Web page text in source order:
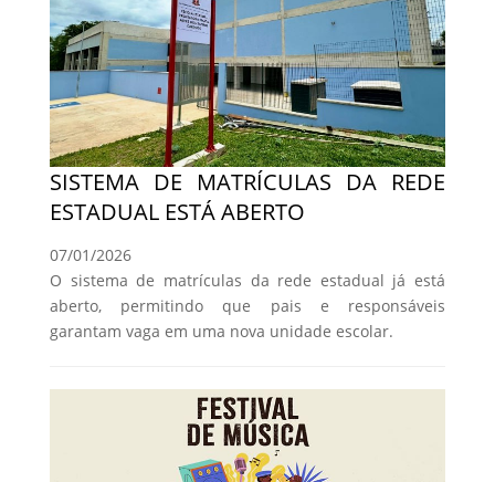
SISTEMA DE MATRÍCULAS DA REDE
ESTADUAL ESTÁ ABERTO
07/01/2026
O sistema de matrículas da rede estadual já está
aberto, permitindo que pais e responsáveis
garantam vaga em uma nova unidade escolar.